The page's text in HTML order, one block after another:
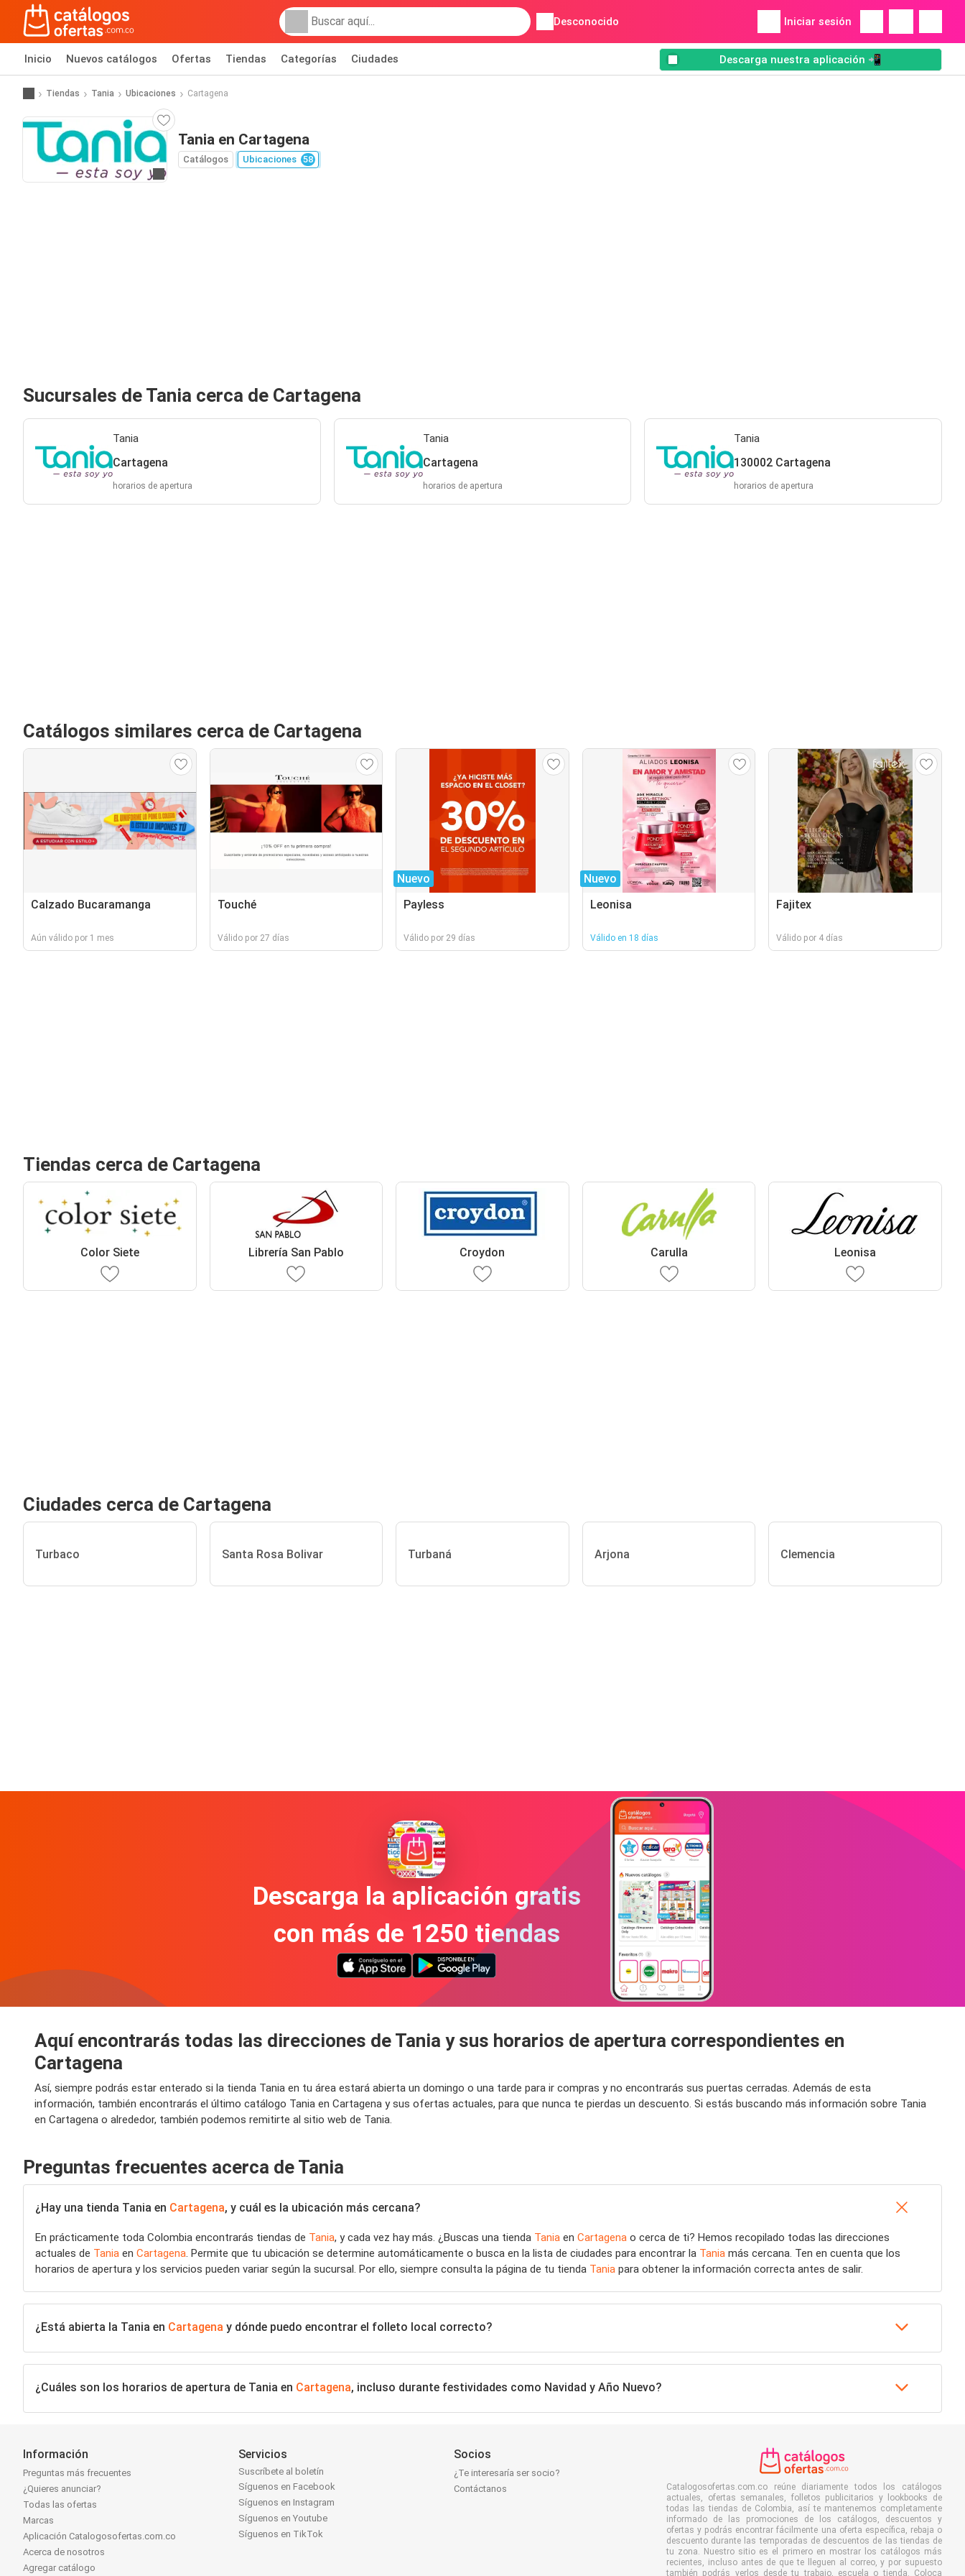
Desconocido Iniciar sesión
Inicio Nuevos catálogos Ofertas Tiendas Categorías Ciudades Descarga nuestra aplicación 📲
Tiendas Tania Ubicaciones Cartagena
Ir al sitio
Tania en Cartagena
Catálogos Ubicaciones 58
Sucursales de Tania cerca de Cartagena
Tania
Cartagena
horarios de apertura
Tania
Cartagena
horarios de apertura
Tania
130002 Cartagena
horarios de apertura
Catálogos similares cerca de Cartagena
Calzado Bucaramanga
Aún válido por 1 mes
Touché
Válido por 27 días
Nuevo
Payless
Válido por 29 días
Nuevo
Leonisa
Válido en 18 días
Fajitex
Válido por 4 días
Tiendas cerca de Cartagena
Color Siete Librería San Pablo Croydon Carulla Leonisa
Ciudades cerca de Cartagena
Turbaco Santa Rosa Bolivar Turbaná Arjona Clemencia
Descarga la aplicación gratis
con más de 1250 tiendas
Aquí encontrarás todas las direcciones de Tania y sus horarios de apertura correspondientes en
Cartagena
Así, siempre podrás estar enterado si la tienda Tania en tu área estará abierta un domingo o una tarde para ir compras y no encontrarás sus puertas cerradas. Además de esta
información, también encontrarás el último catálogo Tania en Cartagena y sus ofertas actuales, para que nunca te pierdas un descuento. Si estás buscando más información sobre Tania
en Cartagena o alrededor, también podemos remitirte al sitio web de Tania.
Preguntas frecuentes acerca de Tania
¿Hay una tienda Tania en Cartagena, y cuál es la ubicación más cercana?
En prácticamente toda Colombia encontrarás tiendas de Tania, y cada vez hay más. ¿Buscas una tienda Tania en Cartagena o cerca de ti? Hemos recopilado todas las direcciones
actuales de Tania en Cartagena. Permite que tu ubicación se determine automáticamente o busca en la lista de ciudades para encontrar la Tania más cercana. Ten en cuenta que los
horarios de apertura y los servicios pueden variar según la sucursal. Por ello, siempre consulta la página de tu tienda Tania para obtener la información correcta antes de salir.
¿Está abierta la Tania en Cartagena y dónde puedo encontrar el folleto local correcto?
¿Cuáles son los horarios de apertura de Tania en Cartagena, incluso durante festividades como Navidad y Año Nuevo?
Información
Preguntas más frecuentes
¿Quieres anunciar?
Todas las ofertas
Marcas
Aplicación Catalogosofertas.com.co
Acerca de nosotros
Agregar catálogo
Servicios
Suscríbete al boletín
Síguenos en Facebook
Síguenos en Instagram
Síguenos en Youtube
Síguenos en TikTok
Socios
¿Te interesaría ser socio?
Contáctanos
Catalogosofertas.com.co reúne diariamente todos los catálogos
actuales, ofertas semanales, folletos publicitarios y lookbooks de
todas las tiendas de Colombia, así te mantenemos completamente
informado de las promociones de los catálogos, descuentos y
ofertas y podrás encontrar fácilmente una oferta específica, rebaja o
descuento durante las temporadas de descuentos de las tiendas de
tu zona. Nuestro sitio es el primero en mostrar los catálogos más
recientes, incluso antes de que te lleguen al correo, y por supuesto
también podrás verlos desde tu trabajo, escuela o tienda. Coloca